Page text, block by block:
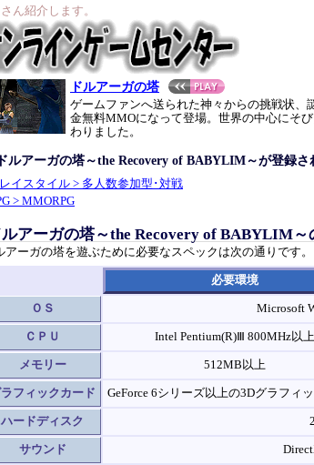
ん紹介します。
ドルアーガの塔
ゲームファンへ送られた神々からの挑戦状、
金無料MMOになって登場。世界の中心にそ
わりました。
ドルアーガの塔～the Recovery of BABYLIM～が登録
イスタイル > 多人数参加型･対戦
> MMORPG
ルアーガの塔～the Recovery of BABYLIM
アーガの塔を遊ぶために必要なスペックは次の通りです。
必要環境
ＯＳ Microsoft
ＣＰＵ Intel Pentium(R)Ⅲ 800MHz以上
メモリー 512MB以上
フィックカード GeForce 6シリーズ以上の3Dグラフィ
ハードディスク
サウンド